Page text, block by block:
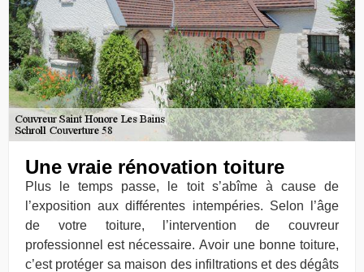
Une vraie rénovation toiture
Plus le temps passe, le toit s’abîme à cause de
l’exposition aux différentes intempéries. Selon l’âge
de votre toiture, l’intervention de couvreur
professionnel est nécessaire. Avoir une bonne toiture,
c’est protéger sa maison des infiltrations et des dégâts